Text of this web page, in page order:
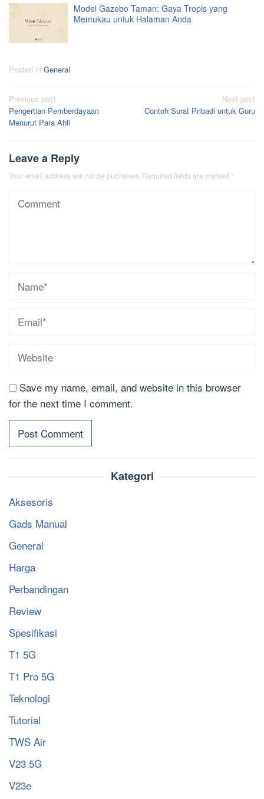
Model Gazebo Taman: Gaya Tropis yang
Memukau untuk Halaman Anda
Posted in General
Post
navigation
Previous post
Pengertian Pemberdayaan
Menurut Para Ahli
Next post
Contoh Surat Pribadi untuk Guru
Leave a Reply
Your email address will not be published. Required fields are marked *
Save my name, email, and website in this browser
for the next time I comment.
Kategori
Aksesoris
Gads Manual
General
Harga
Perbandingan
Review
Spesifikasi
T1 5G
T1 Pro 5G
Teknologi
Tutorial
TWS Air
V23 5G
V23e